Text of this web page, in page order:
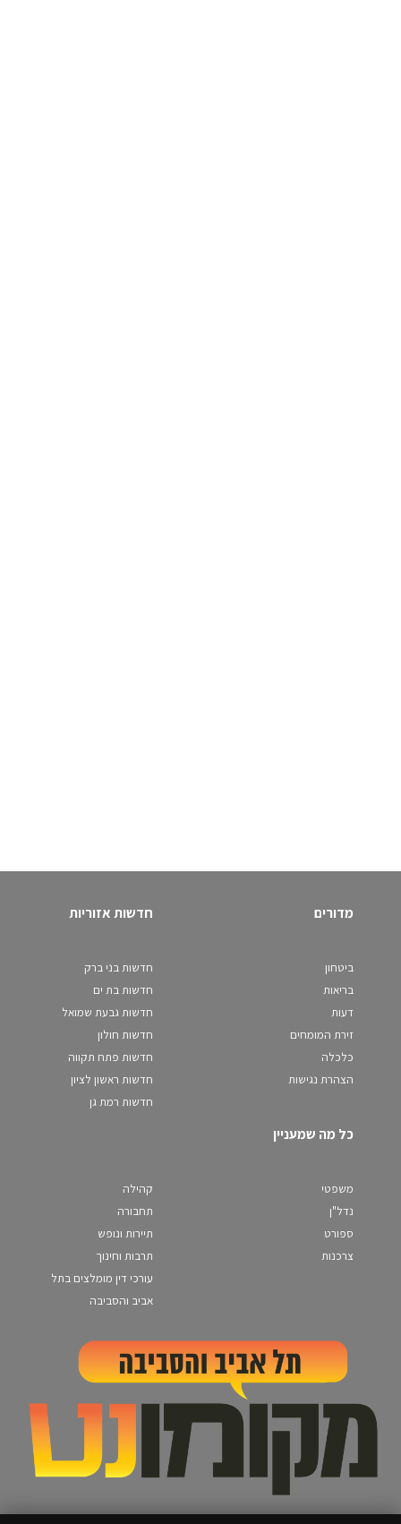
מדורים
ביטחון
בריאות
דעות
זירת המומחים
כלכלה
הצהרת נגישות
חדשות אזוריות
חדשות בני ברק
חדשות בת ים
חדשות גבעת שמואל
חדשות חולון
חדשות פתח תקווה
חדשות ראשון לציון
חדשות רמת גן
כל מה שמעניין
משפטי
נדל"ן
ספורט
צרכנות
קהילה
תחבורה
תיירות ונופש
תרבות וחינוך
עורכי דין מומלצים בתל
אביב והסביבה